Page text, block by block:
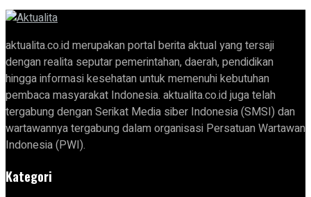
aktualita.co.id merupakan portal berita aktual yang tersaji
dengan realita seputar pemerintahan, daerah, pendidikan
hingga informasi kesehatan untuk memenuhi kebutuhan
pembaca masyarakat Indonesia. aktualita.co.id juga telah
tergabung dengan Serikat Media siber Indonesia (SMSI) dan
wartawannya tergabung dalam organisasi Persatuan Wartawan
Indonesia (PWI).
Kategori